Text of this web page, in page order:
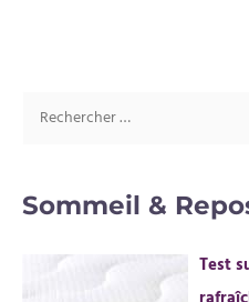
h
Sommeil &
Test